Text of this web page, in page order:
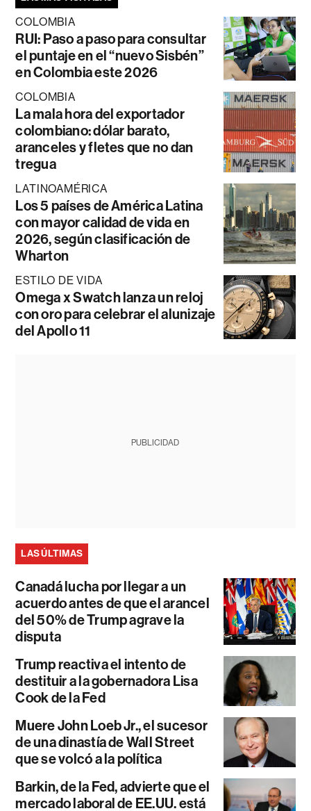
COLOMBIA
RUI: Paso a paso para consultar
el puntaje en el “nuevo Sisbén”
en Colombia este 2026
COLOMBIA
La mala hora del exportador
colombiano: dólar barato,
aranceles y fletes que no dan
tregua
LATINOAMÉRICA
Los 5 países de América Latina
con mayor calidad de vida en
2026, según clasificación de
Wharton
ESTILO DE VIDA
Omega x Swatch lanza un reloj
con oro para celebrar el alunizaje
del Apollo 11
PUBLICIDAD
LAS ÚLTIMAS
Canadá lucha por llegar a un
acuerdo antes de que el arancel
del 50% de Trump agrave la
disputa
Trump reactiva el intento de
destituir a la gobernadora Lisa
Cook de la Fed
Muere John Loeb Jr., el sucesor
de una dinastía de Wall Street
que se volcó a la política
Barkin, de la Fed, advierte que el
mercado laboral de EE.UU. está